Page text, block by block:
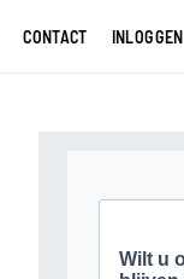
CONTACT INLOGGEN